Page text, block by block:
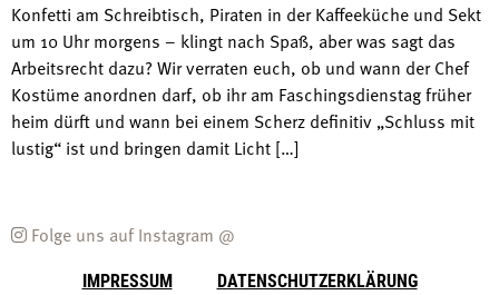
Konfetti am Schreibtisch, Piraten in der Kaffeeküche und Sekt
um 10 Uhr morgens – klingt nach Spaß, aber was sagt das
Arbeitsrecht dazu? Wir verraten euch, ob und wann der Chef
Kostüme anordnen darf, ob ihr am Faschingsdienstag früher
heim dürft und wann bei einem Scherz definitiv „Schluss mit
lustig“ ist und bringen damit Licht […]
Folge uns auf Instagram @
IMPRESSUM DATENSCHUTZERKLÄRUNG